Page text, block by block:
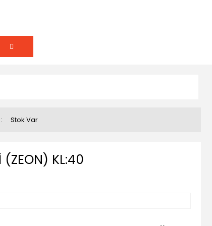
Stok Var
(ZEON) KL:40